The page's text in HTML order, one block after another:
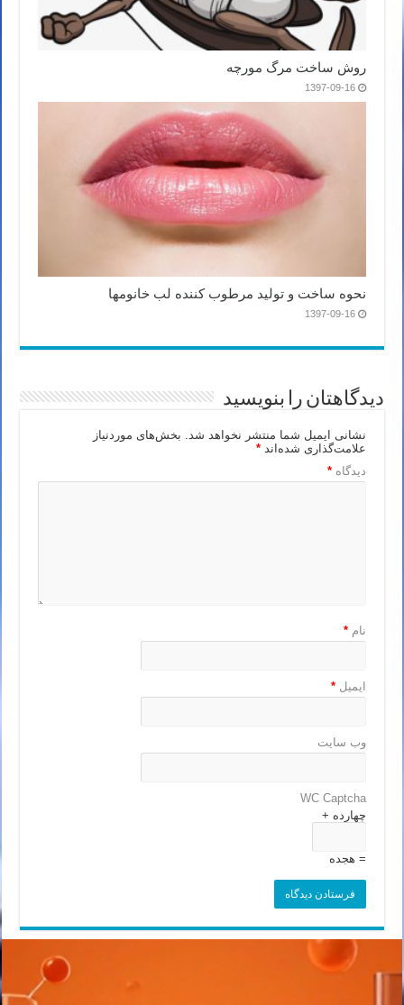
روش ساخت مرگ مورچه
1397-09-16
نحوه ساخت و تولید مرطوب کننده لب خانومها
1397-09-16
دیدگاهتان را بنویسید
نشانی ایمیل شما منتشر نخواهد شد.
بخش‌های موردنیاز
علامت‌گذاری شده‌اند*
دیدگاه*
نام*
ایمیل*
وب‌ سایت
WC Captcha
چهارده +
= هجده